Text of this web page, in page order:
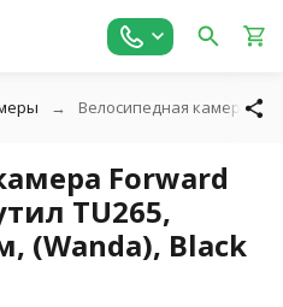
Велосипедная камера
Forward
TU265,
(Wanda), Black